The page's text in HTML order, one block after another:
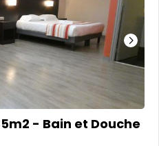
- Bain et Douche